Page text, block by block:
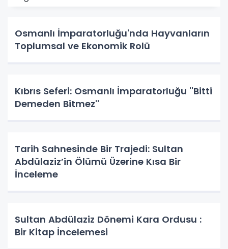
Osmanlı İmparatorluğu'nda Hayvanların
Toplumsal ve Ekonomik Rolü
Kıbrıs Seferi: Osmanlı İmparatorluğu ''Bitti
Demeden Bitmez''
Tarih Sahnesinde Bir Trajedi: Sultan
Abdülaziz’in Ölümü Üzerine Kısa Bir
İnceleme
Sultan Abdülaziz Dönemi Kara Ordusu :
Bir Kitap İncelemesi